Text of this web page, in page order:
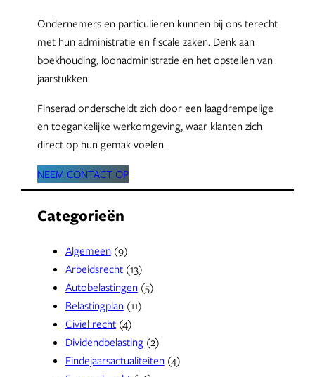
Ondernemers en particulieren kunnen bij ons terecht
met hun administratie en fiscale zaken. Denk aan
boekhouding, loonadministratie en het opstellen van
jaarstukken.
Finserad onderscheidt zich door een laagdrempelige
en toegankelijke werkomgeving, waar klanten zich
direct op hun gemak voelen.
NEEM CONTACT OP
Categorieën
Algemeen (9)
Arbeidsrecht(13)
Autobelastingen (5)
Belastingplan (11)
Civiel recht(4)
Dividendbelasting(2)
Eindejaarsactualiteiten (4)